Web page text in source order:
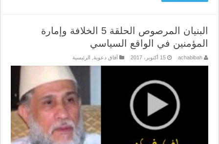
البنيان المرصوص الحلقة 5 الخلافة وإمارة
المؤمنين في الواقع السياسي
achabibah 15 أكتوبر، 2017 آفاق دعوية, الرئيسية